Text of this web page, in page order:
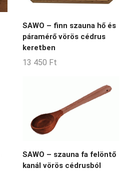
SAWO – finn szauna hő és
páramérő vörös cédrus
keretben
13 450 Ft
SAWO – szauna fa felöntő
kanál vörös cédrusból